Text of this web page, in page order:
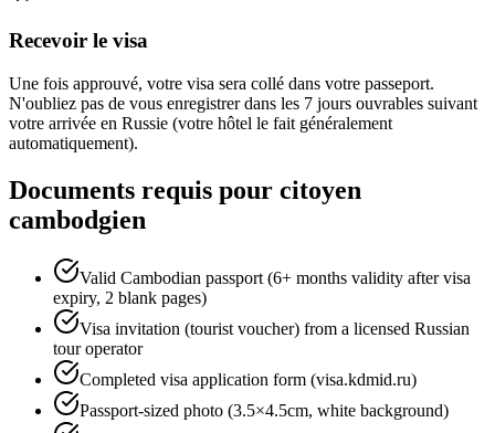
Recevoir le visa
Une fois approuvé, votre visa sera collé dans votre passeport.
N'oubliez pas de vous enregistrer dans les 7 jours ouvrables suivant
votre arrivée en Russie (votre hôtel le fait généralement
automatiquement).
Documents requis pour citoyen
cambodgien
Valid Cambodian passport (6+ months validity after visa
expiry, 2 blank pages)
Visa invitation (tourist voucher) from a licensed Russian
tour operator
Completed visa application form (visa.kdmid.ru)
Passport-sized photo (3.5×4.5cm, white background)